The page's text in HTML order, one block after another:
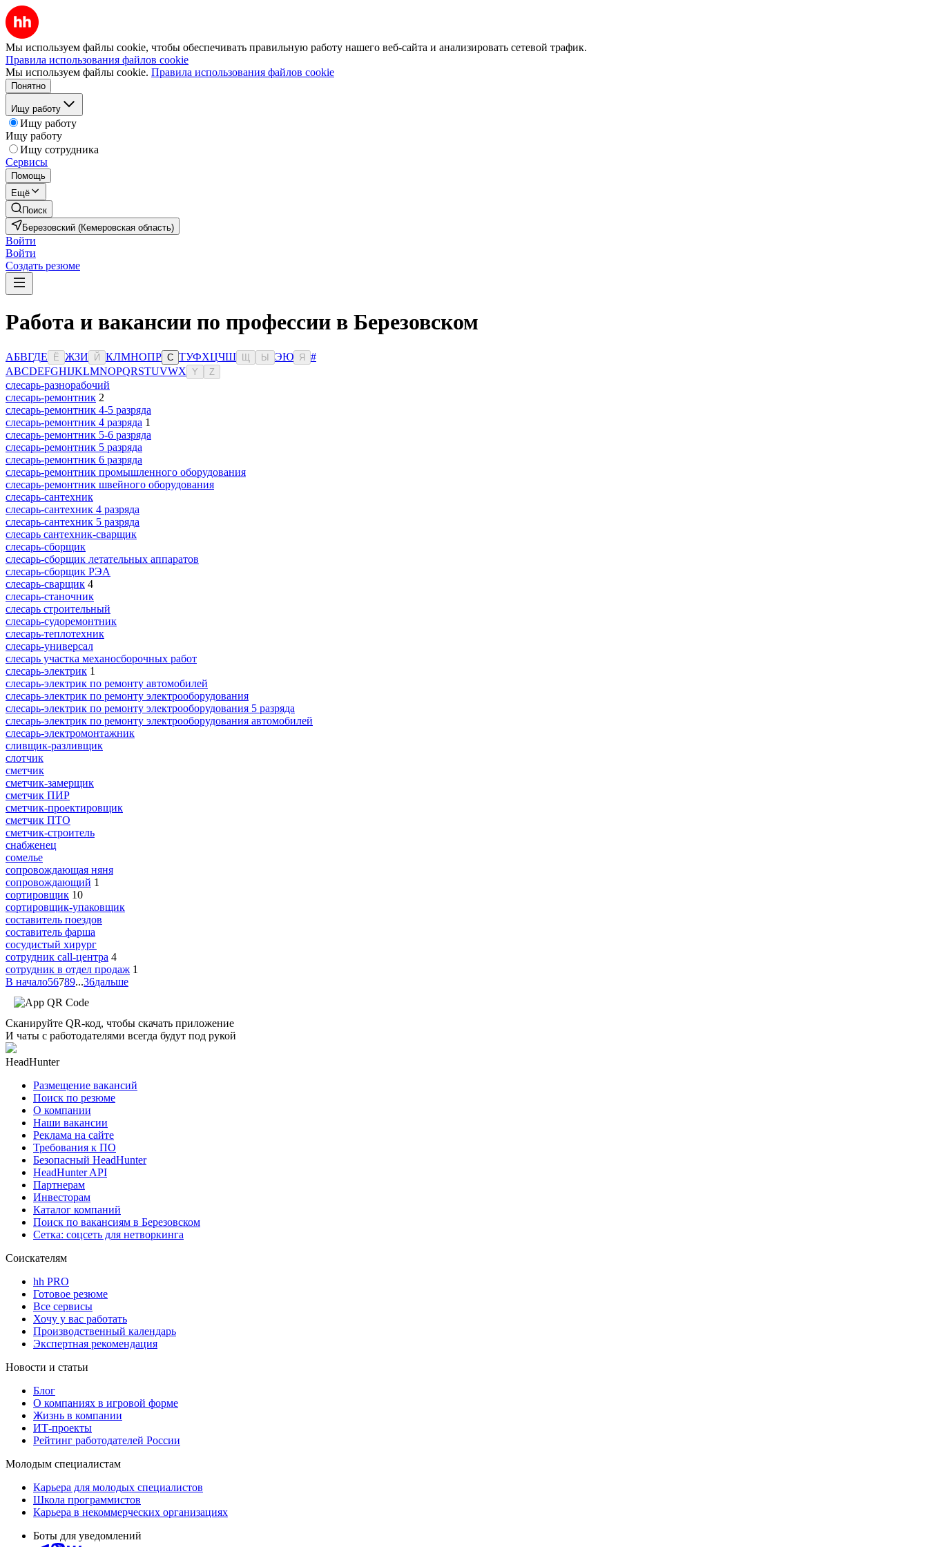
Мы используем файлы cookie, чтобы обеспечивать правильную работу нашего веб-сайта и анализировать сетевой трафик.
Правила использования файлов cookie
Мы используем файлы cookie. Правила использования файлов cookie
Понятно
Ищу работу
Ищу работу
Ищу работу
Ищу сотрудника
Сервисы
Помощь
Ещё
Поиск
Березовский (Кемеровская область)
Войти
Войти
Создать резюме
Работа и вакансии по профессии в Березовском
АБВГДЕ Ё ЖЗИ Й КЛМНОПР С ТУФХЦЧШ Ы ЭЮ Я
#
ABCDEFGHIJKLMNOPQRSTUVWX Y Z
слесарь-разнорабочий
слесарь-ремонтник 2
слесарь-ремонтник 4-5 разряда
слесарь-ремонтник 4 разряда 1
слесарь-ремонтник 5-6 разряда
слесарь-ремонтник 5 разряда
слесарь-ремонтник 6 разряда
слесарь-ремонтник промышленного оборудования
слесарь-ремонтник швейного оборудования
слесарь-сантехник
слесарь-сантехник 4 разряда
слесарь-сантехник 5 разряда
слесарь сантехник-сварщик
слесарь-сборщик
слесарь-сборщик летательных аппаратов
слесарь-сборщик РЭА
слесарь-сварщик 4
слесарь-станочник
слесарь строительный
слесарь-судоремонтник
слесарь-теплотехник
слесарь-универсал
слесарь участка механосборочных работ
слесарь-электрик 1
слесарь-электрик по ремонту автомобилей
слесарь-электрик по ремонту электрооборудования
слесарь-электрик по ремонту электрооборудования 5 разряда
слесарь-электрик по ремонту электрооборудования автомобилей
слесарь-электромонтажник
сливщик-разливщик
слотчик
сметчик
сметчик-замерщик
сметчик ПИР
сметчик-проектировщик
сметчик ПТО
сметчик-строитель
снабженец
сомелье
сопровождающая няня
сопровождающий 1
сортировщик 10
сортировщик-упаковщик
составитель поездов
составитель фарша
сосудистый хирург
сотрудник call-центра 4
сотрудник в отдел продаж 1
В начало56789...36дальше
Сканируйте QR-код, чтобы скачать приложение
И чаты с работодателями всегда будут под рукой
HeadHunter
Размещение вакансий
Поиск по резюме
О компании
Наши вакансии
Реклама на сайте
Требования к ПО
Безопасный HeadHunter
HeadHunter API
Партнерам
Инвесторам
Каталог компаний
Поиск по вакансиям в Березовском
Сетка: соцсеть для нетворкинга
Соискателям
hh PRO
Готовое резюме
Все сервисы
Хочу у вас работать
Производственный календарь
Экспертная рекомендация
Новости и статьи
Блог
О компаниях в игровой форме
Жизнь в компании
ИТ-проекты
Рейтинг работодателей России
Молодым специалистам
Карьера для молодых специалистов
Школа программистов
Карьера в некоммерческих организациях
Боты для уведомлений